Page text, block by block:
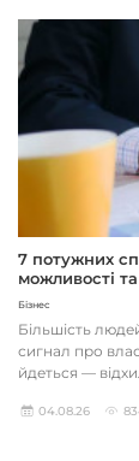
7 потужних
можливості та
Бізнес
Більшість
сигнал про
йдеться —
04.08.26